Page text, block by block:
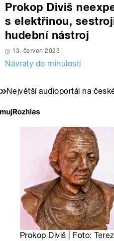
Prokop Diviš
s elektřinou,
hudební nástroj
13. červen 2023
Návraty do minulosti
Největší audioportál na
Prokop Diviš | Foto: